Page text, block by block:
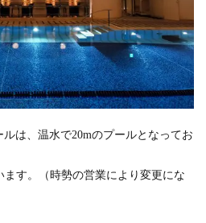
は、温水で20mのプールとなってお
ます。（時勢の営業により変更にな